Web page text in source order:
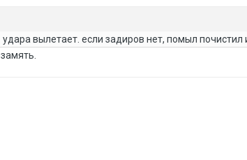
вылетает. если задиров нет, помыл почистил